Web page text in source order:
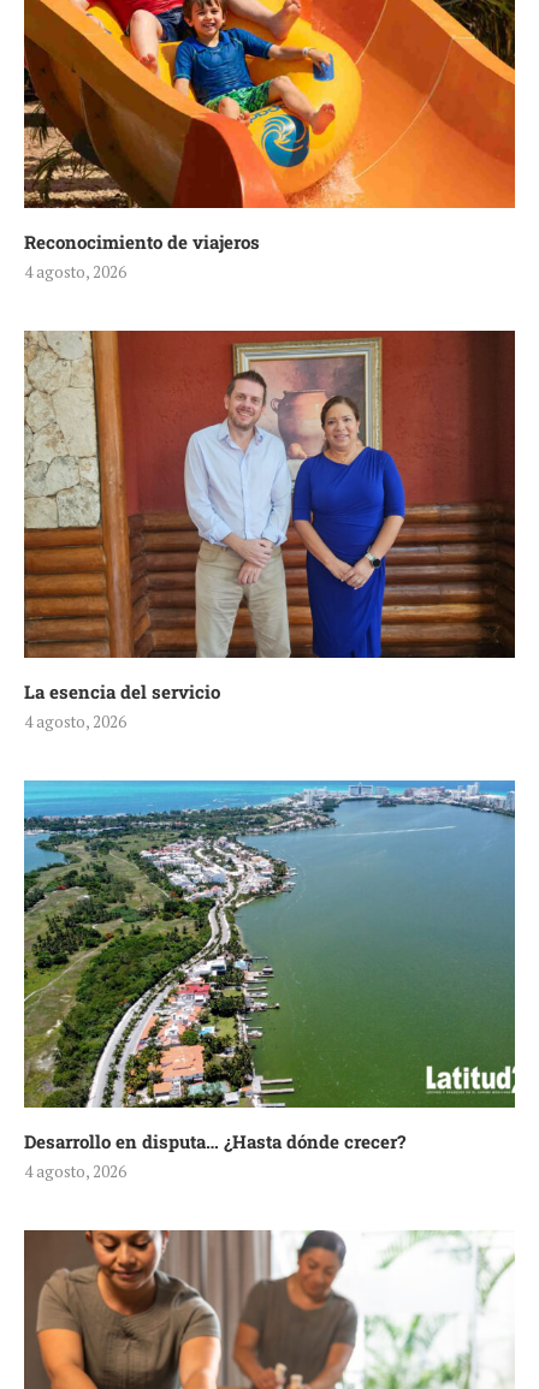
Reconocimiento de viajeros
4 agosto, 2026
La esencia del servicio
4 agosto, 2026
Desarrollo en disputa… ¿Hasta dónde crecer?
4 agosto, 2026